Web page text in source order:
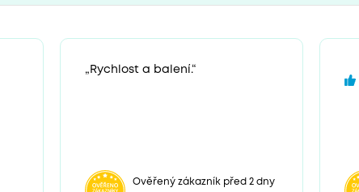
„Rychlost a balení.“
Ověřený zákazník před 2 dny